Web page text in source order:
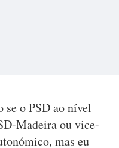
o PSD ao nível
Madeira ou vice-
mas eu